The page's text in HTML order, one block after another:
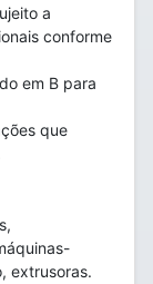
a
conforme
em B para
que
extrusoras.